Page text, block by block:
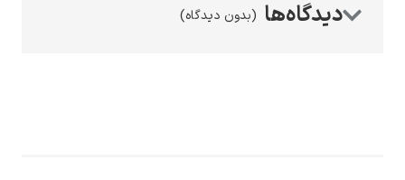
(بدون دیدگاه)